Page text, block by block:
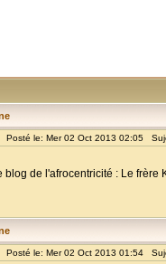
Posté le: Mer 02 Oct 2013 02:05
blog de l'afrocentricité : Le
Posté le: Mer 02 Oct 2013 01:54